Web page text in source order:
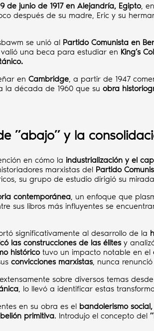
9 de junio de 1917 en Alejandría, Egipto,
después de su madre, Eric y su
se unió al Partido Comunista en
una beca para estudiar en King’s
en Cambridge , a partir de 1947
la década de 1960 que su obra
”abajo”y la
en cómo la industrialización y el
marxistas del Partido
su grupo de estudio dirigió su
contemporánea, un enfoque que
sus libros más influyentes se
significativamente al desarrollo de la
las construcciones de las élitesy
históricotuvo un impacto notable en el
convicciones marxistas, nunca
sobre diversos temas
, lo llevó a identificar estas
en su obra es el bandolerismo social,
primitiva. Introdujo el concepto del ”